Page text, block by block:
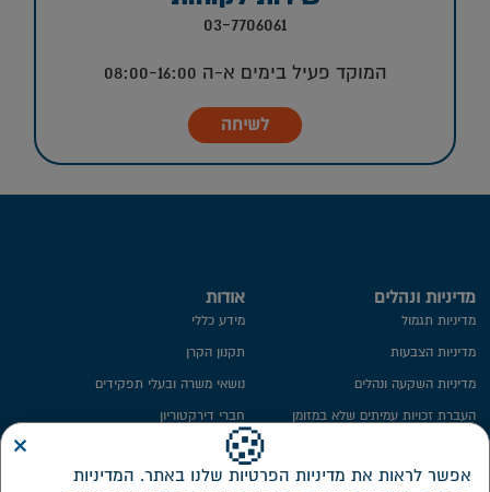
03-7706061
המוקד פעיל בימים א-ה 08:00-16:00
לשיחה
אודות
מידע כללי
תקנון הקרן
נושאי משרה ובעלי תפקידים
חברי דירקטוריון
ועדת השקעות
ועדת הביקורת
מדיניות ונהלים
מדיניות תגמול
מדיניות הצבעות
מדיניות השקעה ונהלים
העברת זכויות עמיתים שלא במזומן
מידע סטטיסטי
🍪
אפשר לראות את מדיניות הפרטיות שלנו באתר. המדיניות
×